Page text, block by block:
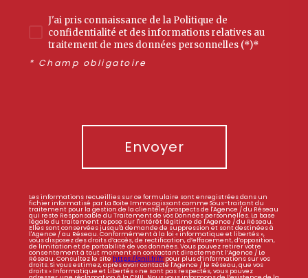
J'ai pris connaissance de la Politique de
confidentialité et des informations relatives au
traitement de mes données personnelles (*)*
* Champ obligatoire
Envoyer
Les informations recueillies sur ce formulaire sont enregistrées dans un
fichier informatisé par La Boite Immo agissant comme Sous-traitant du
traitement pour la gestion de la clientèle/prospects de l'Agence / du Réseau
qui reste Responsable du Traitement de vos Données personnelles. La base
légale du traitement repose sur l'intérêt légitime de l'Agence / du Réseau.
Elles sont conservées jusqu'à demande de suppression et sont destinées à
l'Agence / au Réseau. Conformément à la loi « informatique et libertés »,
vous disposez des droits d’accès, de rectification, d’effacement, d’opposition,
de limitation et de portabilité de vos données. Vous pouvez retirer votre
consentement à tout moment en contactant directement l’Agence / Le
Réseau. Consultez le site https://cnil.fr/fr pour plus d’informations sur vos
droits. Si vous estimez, après avoir contacté l'Agence / le Réseau, que vos
droits « Informatique et Libertés » ne sont pas respectés, vous pouvez